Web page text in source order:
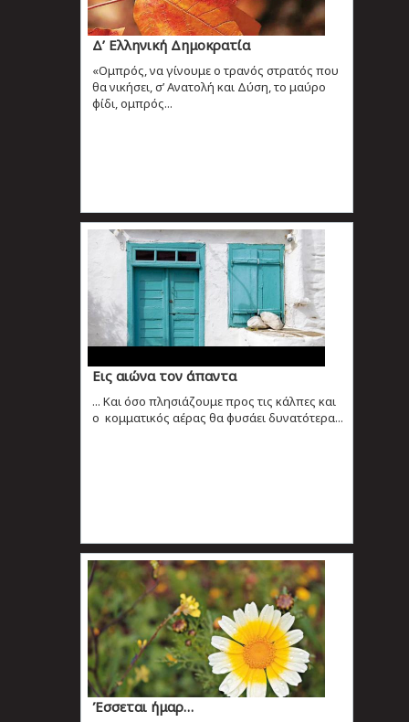
Δ’ Ελληνική Δημοκρατία
«Ομπρός, να γίνουμε ο τρανός στρατός που
θα νικήσει, σ’ Ανατολή και Δύση, το μαύρο
φίδι, ομπρός...
Εις αιώνα τον άπαντα
... Και όσο πλησιάζουμε προς τις κάλπες και
ο κομματικός αέρας θα φυσάει δυνατότερα...
Έσσεται ήμαρ…